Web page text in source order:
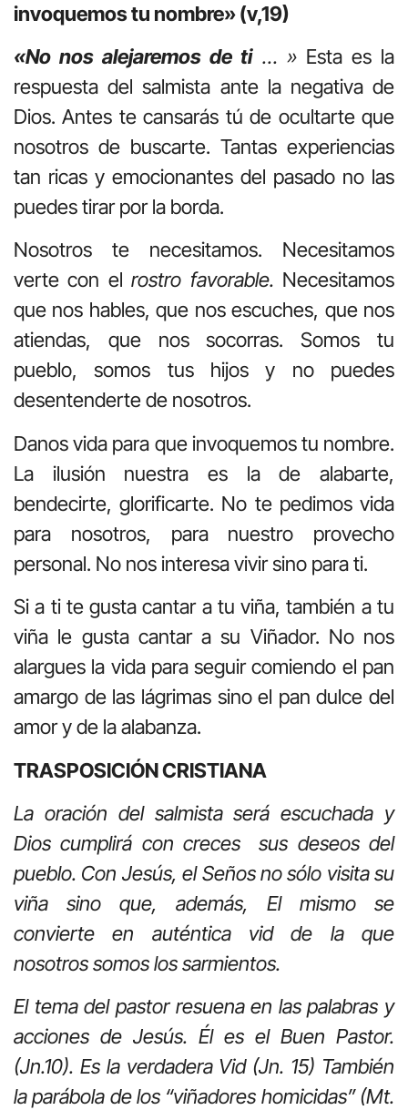
invoquemos tu nombre» (v,19)
«No nos alejaremos de ti… » Esta es la
respuesta del salmista ante la negativa de
Dios. Antes te cansarás tú de ocultarte que
nosotros de buscarte. Tantas experiencias
tan ricas y emocionantes del pasado no las
puedes tirar por la borda.
Nosotros te necesitamos. Necesitamos
verte con elrostro favorable. Necesitamos
que nos hables, que nos escuches, que nos
atiendas, que nos socorras. Somos tu
pueblo, somos tus hijos y no puedes
desentenderte de nosotros.
Danos vida para que invoquemos tu nombre.
La ilusión nuestra es la de alabarte,
bendecirte, glorificarte. No te pedimos vida
para nosotros, para nuestro provecho
personal. No nos interesa vivir sino para ti.
Si a ti te gusta cantar a tu viña, también a tu
viña le gusta cantar a su Viñador. No nos
alargues la vida para seguir comiendo el pan
amargo de las lágrimas sino el pan dulce del
amor y de la alabanza.
TRASPOSICIÓN CRISTIANA
La oración del salmista será escuchada y
Dios cumplirá con creces sus deseos del
pueblo. Con Jesús, el Seños no sólo visita su
viña sino que, además, El mismo se
convierte en auténtica vid de la que
nosotros somos los sarmientos.
El tema del pastor resuena en las palabras y
acciones de Jesús. Él es el Buen Pastor.
(Jn.10). Es la verdadera Vid (Jn. 15) También
la parábola de los “viñadores homicidas” (Mt.